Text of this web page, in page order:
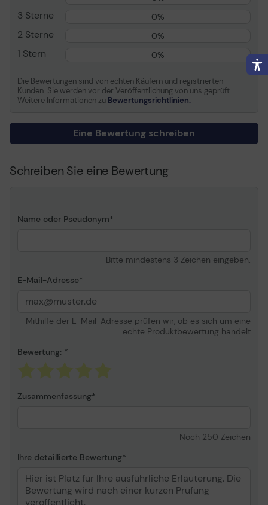
Farbe
Verschiedenes
Kennzeichnung ISO 19798
Informationen zur Kompatibilität
Kompatibel mit
Brother HL-L3270CDW,
MFC-L3750CDW
Allgemein
3 Sterne 0%
2 Sterne 0%
1 Stern 0%
Die Bewertungen sind von echten Käufern und registrierten
Kunden. Sie werden vor der Veröffentlichung von uns geprüft.
Weitere Informationen zu Bewertungsrichtlinien.
Eine Bewertung schreiben
Schreiben Sie eine Bewertung
Name oder Pseudonym
Bitte mindestens 3 Zeichen eingeben.
E-Mail-Adresse
Mithilfe der E-Mail-Adresse prüfen wir, ob es sich um eine
echte Produktbewertung handelt
Bewertung:
Zusammenfassung
Noch 250 Zeichen
Ihre detaillierte Bewertung